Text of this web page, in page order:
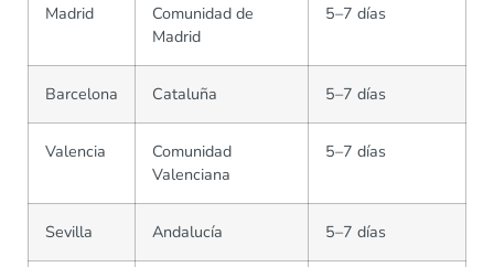
Madrid
Comunidad de
Madrid
5–7 días
Barcelona Cataluña 5–7 días
Valencia
Comunidad
Valenciana
5–7 días
Sevilla Andalucía 5–7 días